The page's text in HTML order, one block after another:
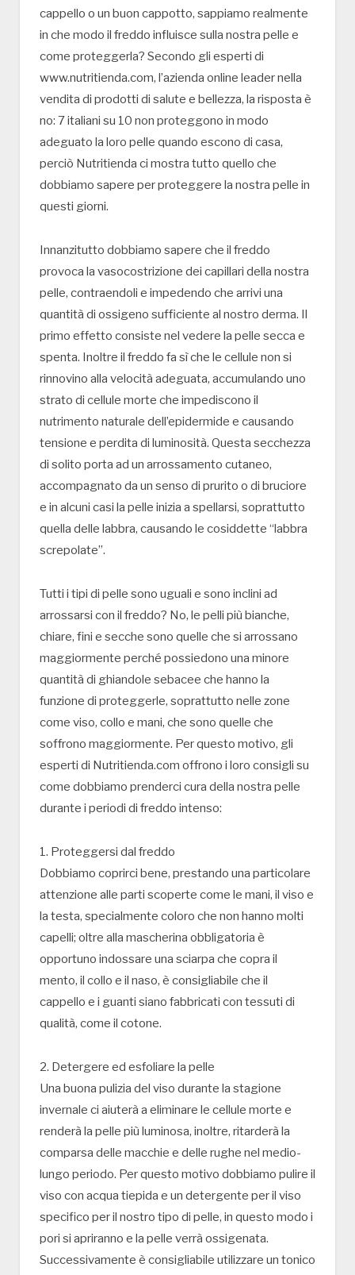
cappello o un buon cappotto, sappiamo realmente
in che modo il freddo influisce sulla nostra pelle e
come proteggerla? Secondo gli esperti di
www.nutritienda.com, l’azienda online leader nella
vendita di prodotti di salute e bellezza, la risposta è
no: 7 italiani su 10 non proteggono in modo
adeguato la loro pelle quando escono di casa,
perciò Nutritienda ci mostra tutto quello che
dobbiamo sapere per proteggere la nostra pelle in
questi giorni.
Innanzitutto dobbiamo sapere che il freddo
provoca la vasocostrizione dei capillari della nostra
pelle, contraendoli e impedendo che arrivi una
quantità di ossigeno sufficiente al nostro derma. Il
primo effetto consiste nel vedere la pelle secca e
spenta. Inoltre il freddo fa sì che le cellule non si
rinnovino alla velocità adeguata, accumulando uno
strato di cellule morte che impediscono il
nutrimento naturale dell’epidermide e causando
tensione e perdita di luminosità. Questa secchezza
di solito porta ad un arrossamento cutaneo,
accompagnato da un senso di prurito o di bruciore
e in alcuni casi la pelle inizia a spellarsi, soprattutto
quella delle labbra, causando le cosiddette “labbra
screpolate”.
Tutti i tipi di pelle sono uguali e sono inclini ad
arrossarsi con il freddo? No, le pelli più bianche,
chiare, fini e secche sono quelle che si arrossano
maggiormente perché possiedono una minore
quantità di ghiandole sebacee che hanno la
funzione di proteggerle, soprattutto nelle zone
come viso, collo e mani, che sono quelle che
soffrono maggiormente. Per questo motivo, gli
esperti di Nutritienda.com offrono i loro consigli su
come dobbiamo prenderci cura della nostra pelle
durante i periodi di freddo intenso:
1. Proteggersi dal freddo
Dobbiamo coprirci bene, prestando una particolare
attenzione alle parti scoperte come le mani, il viso e
la testa, specialmente coloro che non hanno molti
capelli; oltre alla mascherina obbligatoria è
opportuno indossare una sciarpa che copra il
mento, il collo e il naso, è consigliabile che il
cappello e i guanti siano fabbricati con tessuti di
qualità, come il cotone.
2. Detergere ed esfoliare la pelle
Una buona pulizia del viso durante la stagione
invernale ci aiuterà a eliminare le cellule morte e
renderà la pelle più luminosa, inoltre, ritarderà la
comparsa delle macchie e delle rughe nel medio-
lungo periodo. Per questo motivo dobbiamo pulire il
viso con acqua tiepida e un detergente per il viso
specifico per il nostro tipo di pelle, in questo modo i
pori si apriranno e la pelle verrà ossigenata.
Successivamente è consigliabile utilizzare un tonico